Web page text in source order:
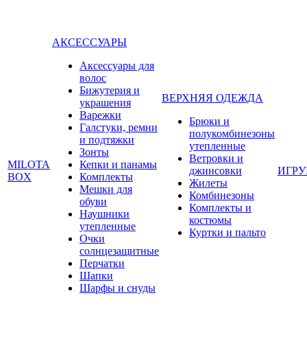
MILOTA
BOX
АКСЕССУАРЫ
Аксессуары для
волос
Бижутерия и
украшения
Варежки
Галстуки, ремни
и подтяжки
Зонты
Кепки и панамы
Комплекты
Мешки для
обуви
Наушники
утепленные
Очки
солнцезащитные
Перчатки
Шапки
Шарфы и снуды
ВЕРХНЯЯ ОДЕЖДА
Брюки и
полукомбинезоны
утепленные
Ветровки и
джинсовки
Жилеты
Комбинезоны
Комплекты и
костюмы
Куртки и пальто